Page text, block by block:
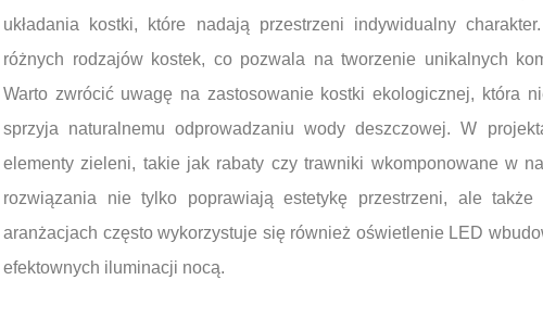
układania kostki, które nadają przestrzeni indywidualny
różnych rodzajów kostek, co pozwala na tworzenie unikalnych
Warto zwrócić uwagę na zastosowanie kostki ekologicznej, która
sprzyja naturalnemu odprowadzaniu wody deszczowej. W
elementy zieleni, takie jak rabaty czy trawniki wkomponowane w
rozwiązania nie tylko poprawiają estetykę przestrzeni, ale
aranżacjach często wykorzystuje się również oświetlenie LED
efektownych iluminacji nocą.